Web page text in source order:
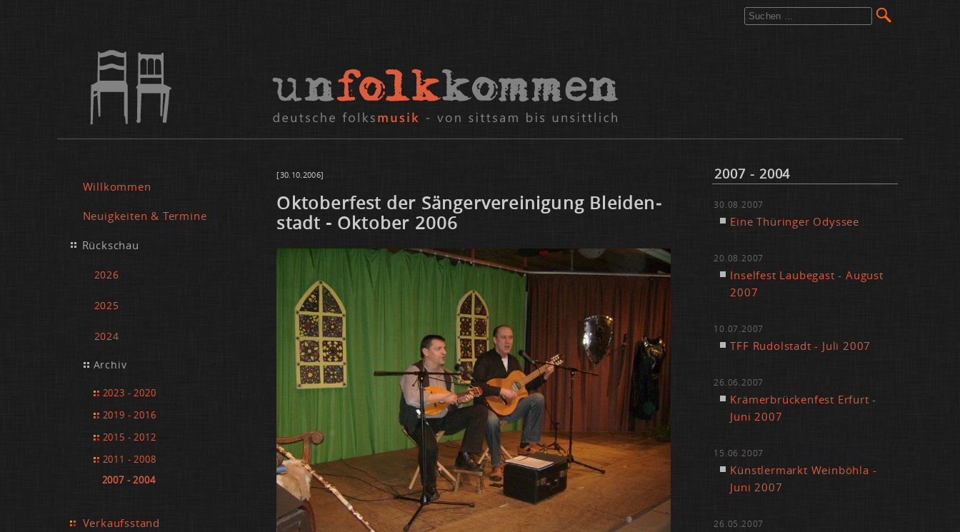
Willkommen
Neuigkeiten & Termine
Rückschau
2026
2025
2024
Archiv
2023 - 2020
2019 - 2016
2015 - 2012
2011 - 2008
2007 - 2004
Verkaufsstand
[30.10.2006]
Ok­to­ber­fest der Sän­ger­ver­ei­ni­gung Blei­den­
stadt - Ok­to­ber 2006
2007 - 2004
30.08.2007
Ei­ne Thü­rin­ger Odys­see
20.08.2007
In­sel­fest Lau­be­gast - Au­gust
2007
10.07.2007
TFF Ru­dol­stadt - Ju­li 2007
26.06.2007
Krä­mer­brü­cken­fest Er­furt -
Ju­ni 2007
15.06.2007
Künst­ler­markt Wein­böh­la -
Ju­ni 2007
26.05.2007